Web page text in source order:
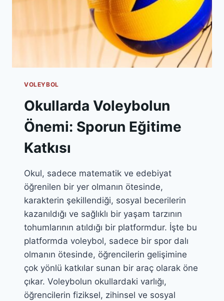
VOLEYBOL
Okullarda Voleybolun
Önemi: Sporun Eğitime
Katkısı
Okul, sadece matematik ve edebiyat
öğrenilen bir yer olmanın ötesinde,
karakterin şekillendiği, sosyal becerilerin
kazanıldığı ve sağlıklı bir yaşam tarzının
tohumlarının atıldığı bir platformdur. İşte bu
platformda voleybol, sadece bir spor dalı
olmanın ötesinde, öğrencilerin gelişimine
çok yönlü katkılar sunan bir araç olarak öne
çıkar. Voleybolun okullardaki varlığı,
öğrencilerin fiziksel, zihinsel ve sosyal